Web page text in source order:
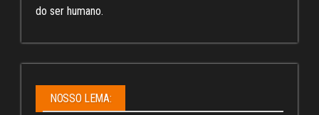
do ser humano.
NOSSO LEMA: